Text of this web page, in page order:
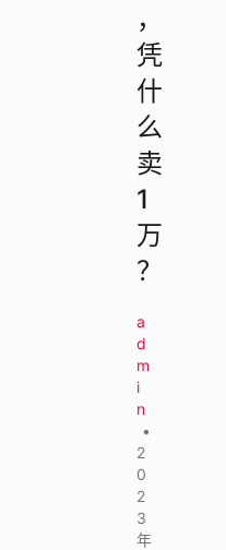
，
凭
什
么
卖
1
万
？
a
d
m
i
n
•
2
0
2
3
年